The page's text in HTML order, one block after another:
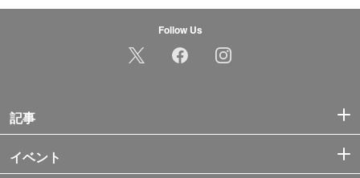
Follow Us
記事
イベント